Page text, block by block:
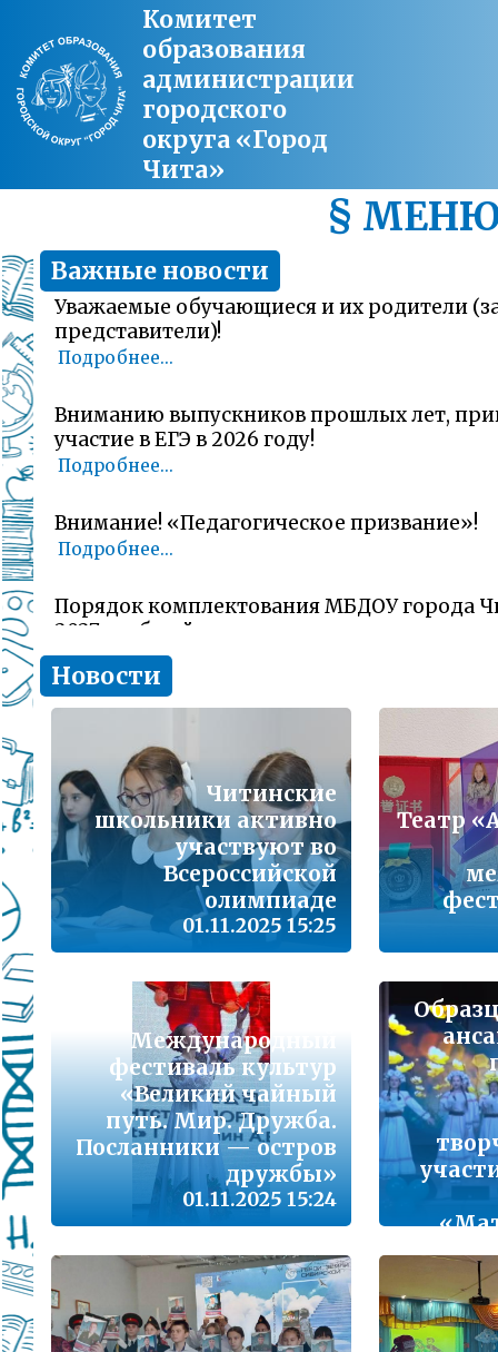
Комитет
образования
администрации
городского
округа «Город
Чита»
§
Важные новости
Уважаемые обучающиеся и их родители
представители)!
Подробнее...
Вниманию выпускников прошлых лет,
участие в ЕГЭ в 2026 году!
Подробнее...
Внимание! «Педагогическое призвание»!
Подробнее...
Порядок комплектования МБДОУ города
2027 учебный год
Подробнее...
Комитет образования Читы напоминает о
Подробнее...
В сезон гриппа и острых респираторных
наша с Вами общая задача – не допустить
заболеваемости
Подробнее...
Лицам, желающим сдать единый
(далее ЕГЭ) в 2026 году
Подробнее...
Школа управленческого резерва: Ваш
Подробнее...
ВАШ РЕБЁНОК ИДЁТ В ДЕТСКИЙ САД
Подробнее...
Детский телефон доверия
Подробнее...
«Горячая линия» для сообщения
находящихся в социально опасной
Новости
Читинские
школьники активно
участвуют во
Всероссийской
олимпиаде
01.11.2025 15:25
Театр
Международный
фестиваль культур
«Великий чайный
путь. Мир. Дружба.
Посланники — остров
дружбы»
01.11.2025 15:24